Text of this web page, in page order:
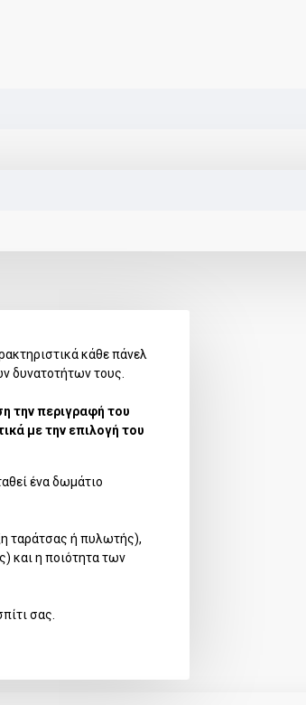
κάθε πάνελ
δυνατοτήτων τους.
την περιγραφή του
με την επιλογή του
ένα δωμάτιο
ταράτσας ή πυλωτής),
και η ποιότητα των
σας.